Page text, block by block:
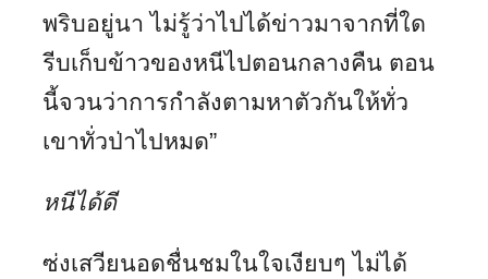
พริบอยู่นา ไม่รู้ว่าไปได้ข่าวมาจากที่ใด
รีบเก็บข้าวของหนีไปตอนกลางคืน ตอน
นี้จวนว่าการกำลังตามหาตัวกันให้ทั่ว
เขาทั่วป่าไปหมด”
หนีได้ดี
ซ่งเสวียนอดชื่นชมในใจเงียบๆ ไม่ได้